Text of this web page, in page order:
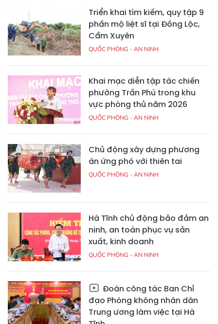
Triển khai tìm kiếm, quy tập 9
phần mộ liệt sĩ tại Đồng Lộc,
Cẩm Xuyên
QUỐC PHÒNG - AN NINH
Khai mạc diễn tập tác chiến
phường Trần Phú trong khu
vực phòng thủ năm 2026
QUỐC PHÒNG - AN NINH
Chủ động xây dựng phương
án ứng phó với thiên tai
QUỐC PHÒNG - AN NINH
Hà Tĩnh chủ động bảo đảm an
ninh, an toàn phục vụ sản
xuất, kinh doanh
QUỐC PHÒNG - AN NINH
Đoàn công tác Ban Chỉ
đạo Phòng không nhân dân
Trung ương làm việc tại Hà